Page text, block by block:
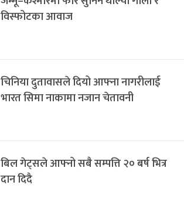
विस्फोटका आवाज
चिनिया दुतावासले दियो आफ्ना नागरीलाई
भारत सिमा नाकामा नजान चेतावनी
बिल गेट्सले आफ्नो सबै सम्पत्ति २० बर्ष भित्र
दान दिदै